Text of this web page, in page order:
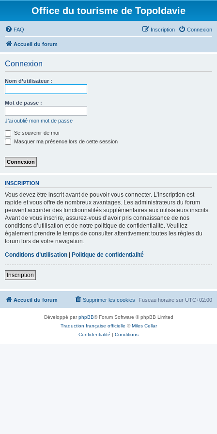
Office du tourisme de Topoldavie
FAQ Connexion
Inscription
Accueil du forum
Connexion
Nom d’utilisateur :
Mot de passe :
J’ai oublié mon mot de passe
Se souvenir de moi
Masquer ma présence lors de cette session
INSCRIPTION
Vous devez être inscrit avant de pouvoir vous connecter. L’inscription est
rapide et vous offre de nombreux avantages. Les administrateurs du forum
peuvent accorder des fonctionnalités supplémentaires aux utilisateurs inscrits.
Avant de vous inscrire, assurez-vous d’avoir pris connaissance de nos
conditions d’utilisation et de notre politique de confidentialité. Veuillez
également prendre le temps de consulter attentivement toutes les règles du
forum lors de votre navigation.
Conditions d’utilisation | Politique de confidentialité
Inscription
Accueil du forum Fuseau horaire sur UTC+02:00
Supprimer les cookies
Développé parphpBB® Forum Software © phpBB Limited
Traduction française officielle ©Miles Cellar
Confidentialité | Conditions